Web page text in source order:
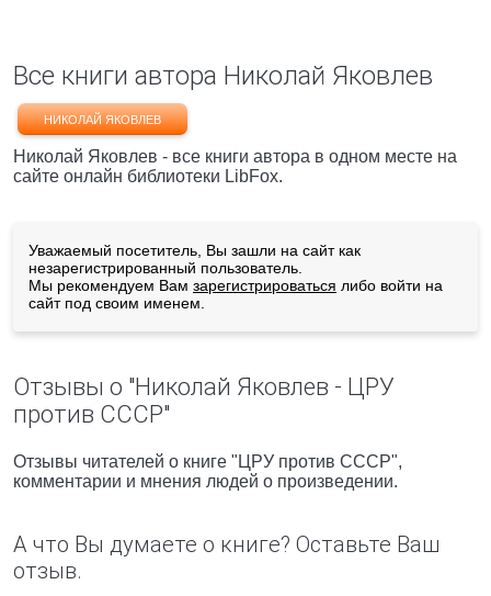
Все книги автора Николай Яковлев
НИКОЛАЙ ЯКОВЛЕВ
Николай Яковлев - все книги автора в одном месте на
сайте онлайн библиотеки LibFox.
Уважаемый посетитель, Вы зашли на сайт как
незарегистрированный пользователь.
Мы рекомендуем Вам зарегистрироваться либо войти на
сайт под своим именем.
Отзывы о "Николай Яковлев - ЦРУ
против СССР"
Отзывы читателей о книге "ЦРУ против СССР",
комментарии и мнения людей о произведении.
А что Вы думаете о книге? Оставьте Ваш
отзыв.